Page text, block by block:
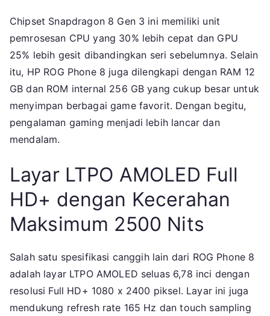
Chipset Snapdragon 8 Gen 3 ini memiliki unit
pemrosesan CPU yang 30% lebih cepat dan GPU
25% lebih gesit dibandingkan seri sebelumnya. Selain
itu, HP ROG Phone 8 juga dilengkapi dengan RAM 12
GB dan ROM internal 256 GB yang cukup besar untuk
menyimpan berbagai game favorit. Dengan begitu,
pengalaman gaming menjadi lebih lancar dan
mendalam.
Layar LTPO AMOLED Full
HD+ dengan Kecerahan
Maksimum 2500 Nits
Salah satu spesifikasi canggih lain dari ROG Phone 8
adalah layar LTPO AMOLED seluas 6,78 inci dengan
resolusi Full HD+ 1080 x 2400 piksel. Layar ini juga
mendukung refresh rate 165 Hz dan touch sampling